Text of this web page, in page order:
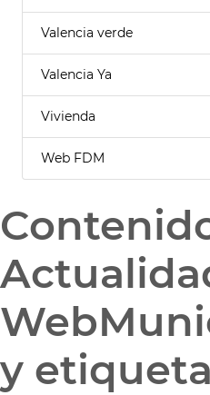
Valencia verde
Valencia Ya
Vivienda
Web FDM
y etiqueta